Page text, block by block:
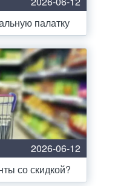
палатку
2026-06-12
со скидкой?